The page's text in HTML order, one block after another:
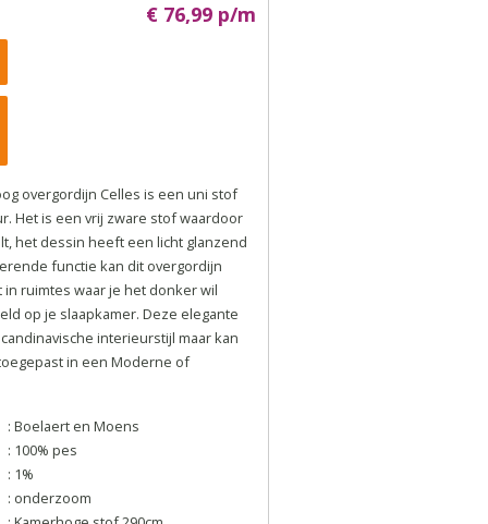
€ 76,99 p/m
overgordijn Celles is een uni stof
Het is een vrij zware stof waardoor
het dessin heeft een licht glanzend
functie kan dit overgordijn
ruimtes waar je het donker wil
op je slaapkamer. Deze elegante
interieurstijl maar kan
in een Moderne of
: Boelaert en Moens
: 100% pes
: 1%
: onderzoom